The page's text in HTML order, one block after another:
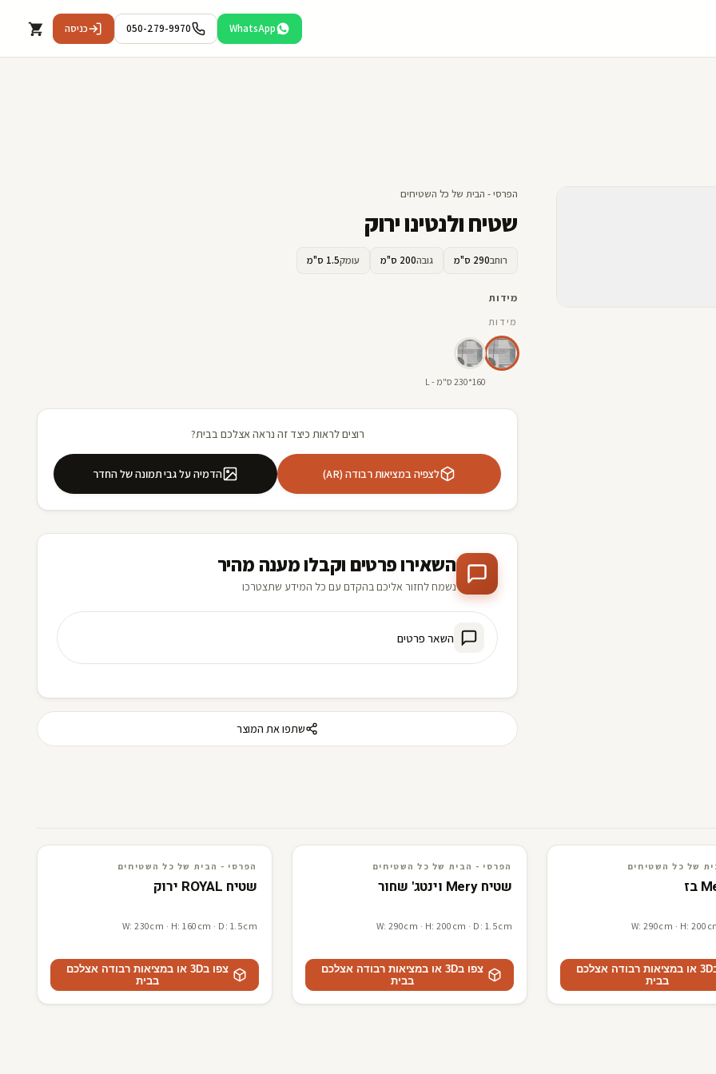
WhatsApp
050-279-9970 כניסה
הפרסי - הבית של כל השטיחים
שטיח ולנטינו ירוק
רוחב290 ס"מ גובה200 ס"מ עומק1.5 ס"מ
מידות
מידות
160*230 ס"מ - L
רוצים לראות כיצד זה נראה אצלכם בבית?
לצפיה במציאות רבודה (AR) הדמיה על גבי תמונה של החדר
השאירו פרטים וקבלו מענה מהיר
נשמח לחזור אליכם בהקדם עם כל המידע שתצטרכו
השאר פרטים
שתפו את המוצר
של כל השטיחים
W: 290cm · H:
צפו ב3D או במציאות רבודה אצלכם
בבית
3D · AR הפרסי - הבית של כל השטיחים
הפרסי - הבית של כל השטיחים
שטיח Mery וינטג' שחור
W: 290cm · H: 200cm · D: 1.5cm
צפו ב3D או במציאות רבודה אצלכם
בבית
3D · AR הפרסי - הבית של כל השטיחים
הפרסי - הבית של כל השטיחים
שטיח ROYAL ירוק
W: 230cm · H: 160cm · D: 1.5cm
צפו ב3D או במציאות רבודה אצלכם
בבית